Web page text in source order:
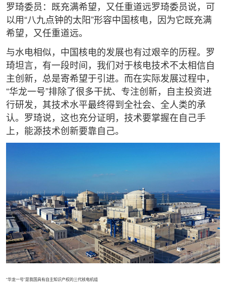
罗琦委员：既充满希望，又任重道远罗琦委员说，可
以用“八九点钟的太阳”形容中国核电，因为它既充满
希望，又任重道远。
与水电相似，中国核电的发展也有过艰辛的历程。罗
琦坦言，有一段时间，我们对于核电技术不太相信自
主创新，总是寄希望于引进。而在实际发展过程中，
“华龙一号”排除了很多干扰、专注创新，自主投资进
行研发，其技术水平最终得到全社会、全人类的承
认。罗琦说，这也充分证明，技术要掌握在自己手
上，能源技术创新要靠自己。
“华龙一号”是我国具有自主知识产权的三代核电机组